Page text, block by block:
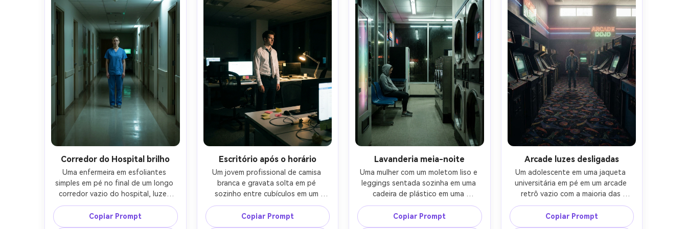
gotas de chuva realistas, atmosfera
cinematográfica do espaço liminal-
AR 4:5
desfoque nas luzes, textura
fotorealista, humor noturno liminal
realistas, realismo espacial liminal-AR
4:5
humor liminal melancólico silencioso-
Corredor do Hospital brilho
Uma enfermeira em esfoliantes
simples em pé no final de um longo
corredor vazio do hospital, luzes
fluorescentes zumbindo, reflexos do
chão brilhante, portas fechadas,
brilho do monitor distante, rosto
Copiar Prompt
Escritório após o horário
Um jovem profissional de camisa
branca e gravata solta em pé
sozinho entre cubículos em um
escritório escuro depois do horário,
apenas telas de computador e uma
lâmpada de mesa brilhando, bilhetes
Copiar Prompt
Lavanderia meia-noite
Uma mulher com um moletom liso e
leggings sentada sozinha em uma
cadeira de plástico em uma
lavanderia à meia-noite, fileiras de
máquinas de lavar roupa, iluminação
fluorescente áspera, brilho da
Copiar Prompt
Arcade luzes desligadas
Um adolescente em uma jaqueta
universitária em pé em um arcade
retrô vazio com a maioria das
máquinas desligadas, algumas telas
tremulando, padrão de tapete alto
mas desbotado, sinais de néon
Copiar Prompt